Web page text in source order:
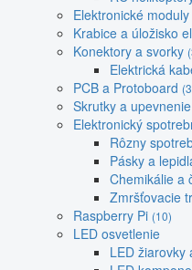
Elektronické
Krabice a úložisko
Konektory a svorky
Elektrická
PCB a Protoboard
Skrutky a upevnenie
Elektronický
Rôzny
Pásky a
Chemikálie a
Zmršťovacie
Raspberry Pi (10)
LED osvetlenie
LED žiarovky